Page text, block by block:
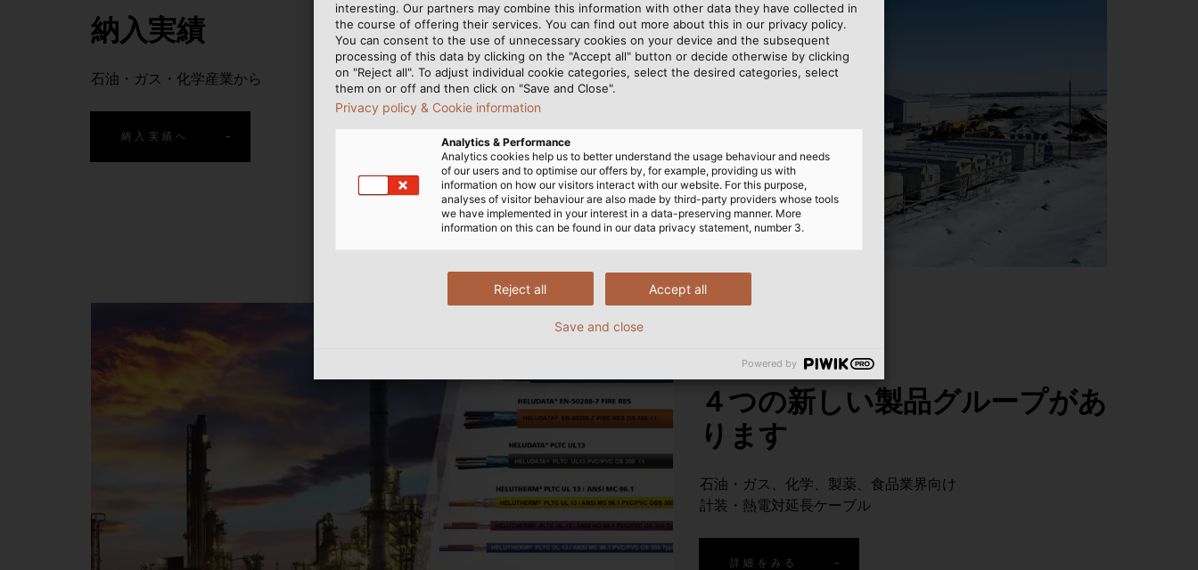
納入実績
石油・ガス・化学産業から
納入実績へ
４つの新しい製品グループがあ
ります
石油・ガス、化学、製薬、食品業界向け
計装・熱電対延長ケーブル
詳細をみる
interesting. Our partners may combine this information with other data they have collected in
the course of offering their services. You can find out more about this in our privacy policy.
You can consent to the use of unnecessary cookies on your device and the subsequent
processing of this data by clicking on the "Accept all" button or decide otherwise by clicking
on "Reject all". To adjust individual cookie categories, select the desired categories, select
them on or off and then click on "Save and Close".
Privacy policy & Cookie information
Analytics & Performance
Analytics cookies help us to better understand the usage behaviour and needs
of our users and to optimise our offers by, for example, providing us with
information on how our visitors interact with our website. For this purpose,
analyses of visitor behaviour are also made by third-party providers whose tools
we have implemented in your interest in a data-preserving manner. More
information on this can be found in our data privacy statement, number 3.
Accept all
Reject all
Save and close
Powered by